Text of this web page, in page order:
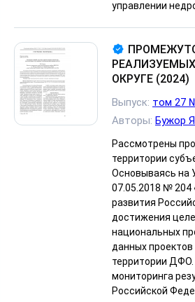
управлении
ОКРУГЕ (2024)
Выпуск: том 27
Авторы: Бужор
Рассмотрены
территории
Основываясь на
07.05.2018 № 204
развития
достижения
национальных
данных
территории
мониторинга
Российской